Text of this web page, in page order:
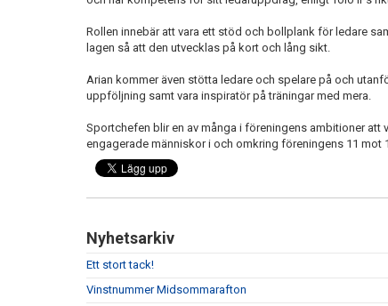
Rollen innebär att vara ett stöd och bollplank för ledare
lagen så att den utvecklas på kort och lång sikt.
Arian kommer även stötta ledare och spelare på och
uppföljning samt vara inspiratör på träningar med mera.
Sportchefen blir en av många i föreningens ambitioner att
engagerade människor i och omkring föreningens 11 mot
Nyhetsarkiv
Ett stort tack!
Vinstnummer Midsommarafton